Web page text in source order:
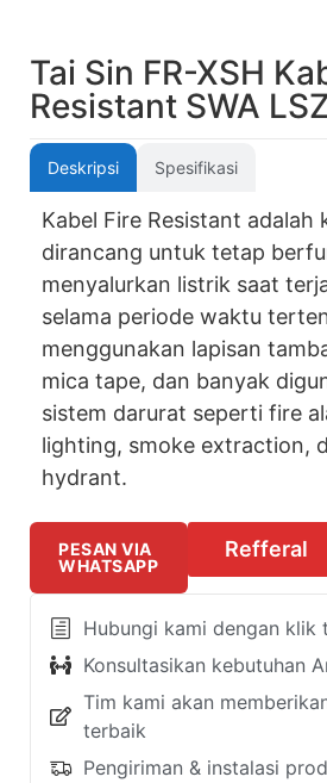
Tai Sin FR-XSH
Resistant SWA
Deskripsi Spesifikasi
Kabel Fire Resistant adalah
dirancang untuk tetap
menyalurkan listrik saat
selama periode waktu
menggunakan lapisan
mica tape, dan banyak
sistem darurat seperti fire
lighting, smoke extraction,
hydrant.
PESAN VIA
WHATSAPP
Refferal
Hubungi kami dengan klik
Konsultasikan kebutuhan
Tim kami akan
terbaik
Pengiriman & instalasi